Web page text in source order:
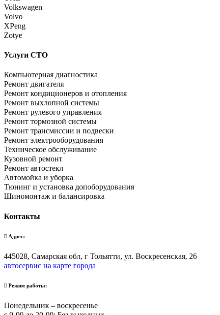
Volkswagen
Volvo
XPeng
Zotye
Услуги СТО
Компьютерная диагностика
Ремонт двигателя
Ремонт кондиционеров и отопления
Ремонт выхлопной системы
Ремонт рулевого управления
Ремонт тормозной системы
Ремонт трансмиссии и подвески
Ремонт электрооборудования
Техническое обслуживание
Кузовной ремонт
Ремонт автостекл
Автомойка и уборка
Тюнинг и установка допоборудования
Шиномонтаж и балансировка
Контакты
Адрес:
445028, Самарская обл, г Тольятти, ул. Воскресенская, 26
автосервис на карте города
Режим работы:
Понедельник – воскресенье